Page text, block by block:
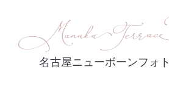
名古屋ニューボーンフォト